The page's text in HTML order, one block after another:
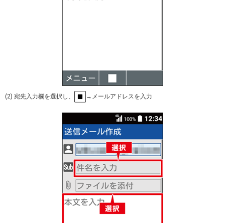
(2) 宛先入力欄を選択し、 →メールアドレスを入力